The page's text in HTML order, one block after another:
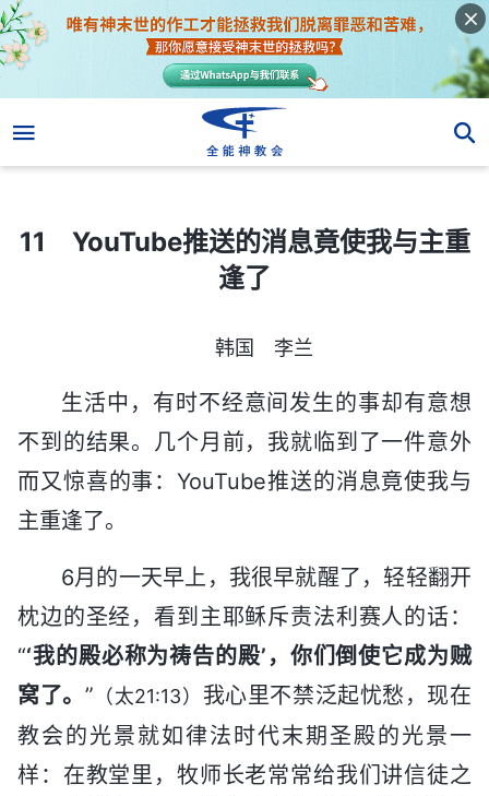
11 YouTube推送的消息竟使我与主重逢了
11 YouTube推送的消息竟使我与主重
逢了
韩国 李兰
生活中，有时不经意间发生的事却有意想
不到的结果。几个月前，我就临到了一件意外
而又惊喜的事：YouTube推送的消息竟使我与
主重逢了。
6月的一天早上，我很早就醒了，轻轻翻开
枕边的圣经，看到主耶稣斥责法利赛人的话：
“‘我的殿必称为祷告的殿’，你们倒使它成为贼
窝了。 ” （太21:13） 我心里不禁泛起忧愁，现在
教会的光景就如律法时代末期圣殿的光景一
样：在教堂里，牧师长老常常给我们讲信徒之